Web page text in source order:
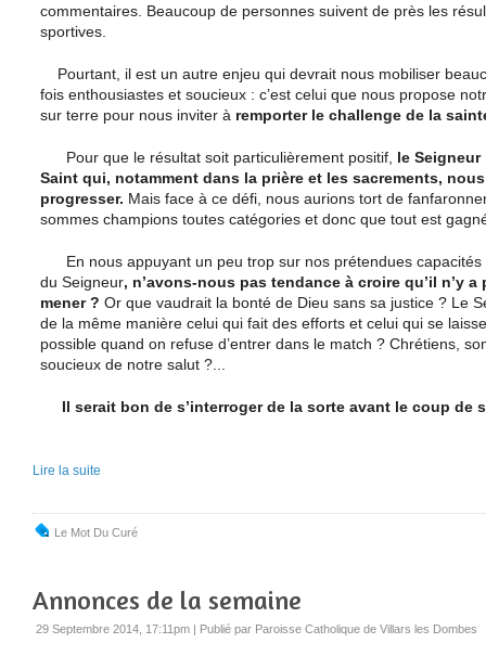
commentaires. Beaucoup de personnes suivent de près les
sportives.
Pourtant, il est un autre enjeu qui devrait nous mobiliser
fois enthousiastes et soucieux : c’est celui que nous propose
sur terre pour nous inviter à remporter le challenge de la
Pour que le résultat soit particulièrement positif, le
Saint qui, notamment dans la prière et les sacrements,
progresser. Mais face à ce défi, nous aurions tort de
sommes champions toutes catégories et donc que tout est
En nous appuyant un peu trop sur nos prétendues capacités
du Seigneur, n’avons-nous pas tendance à croire qu’il n’y
mener ? Or que vaudrait la bonté de Dieu sans sa justice ? Le
de la même manière celui qui fait des efforts et celui qui se
possible quand on refuse d’entrer dans le match ? Chrétiens,
soucieux de notre salut ?...
Il serait bon de s’interroger de la sorte avant le coup de
Lire la suite
Le Mot Du Curé
Annonces de la semaine
29 Septembre 2014, 17:11pm | Publié par Paroisse Catholique de Villars les Dombes